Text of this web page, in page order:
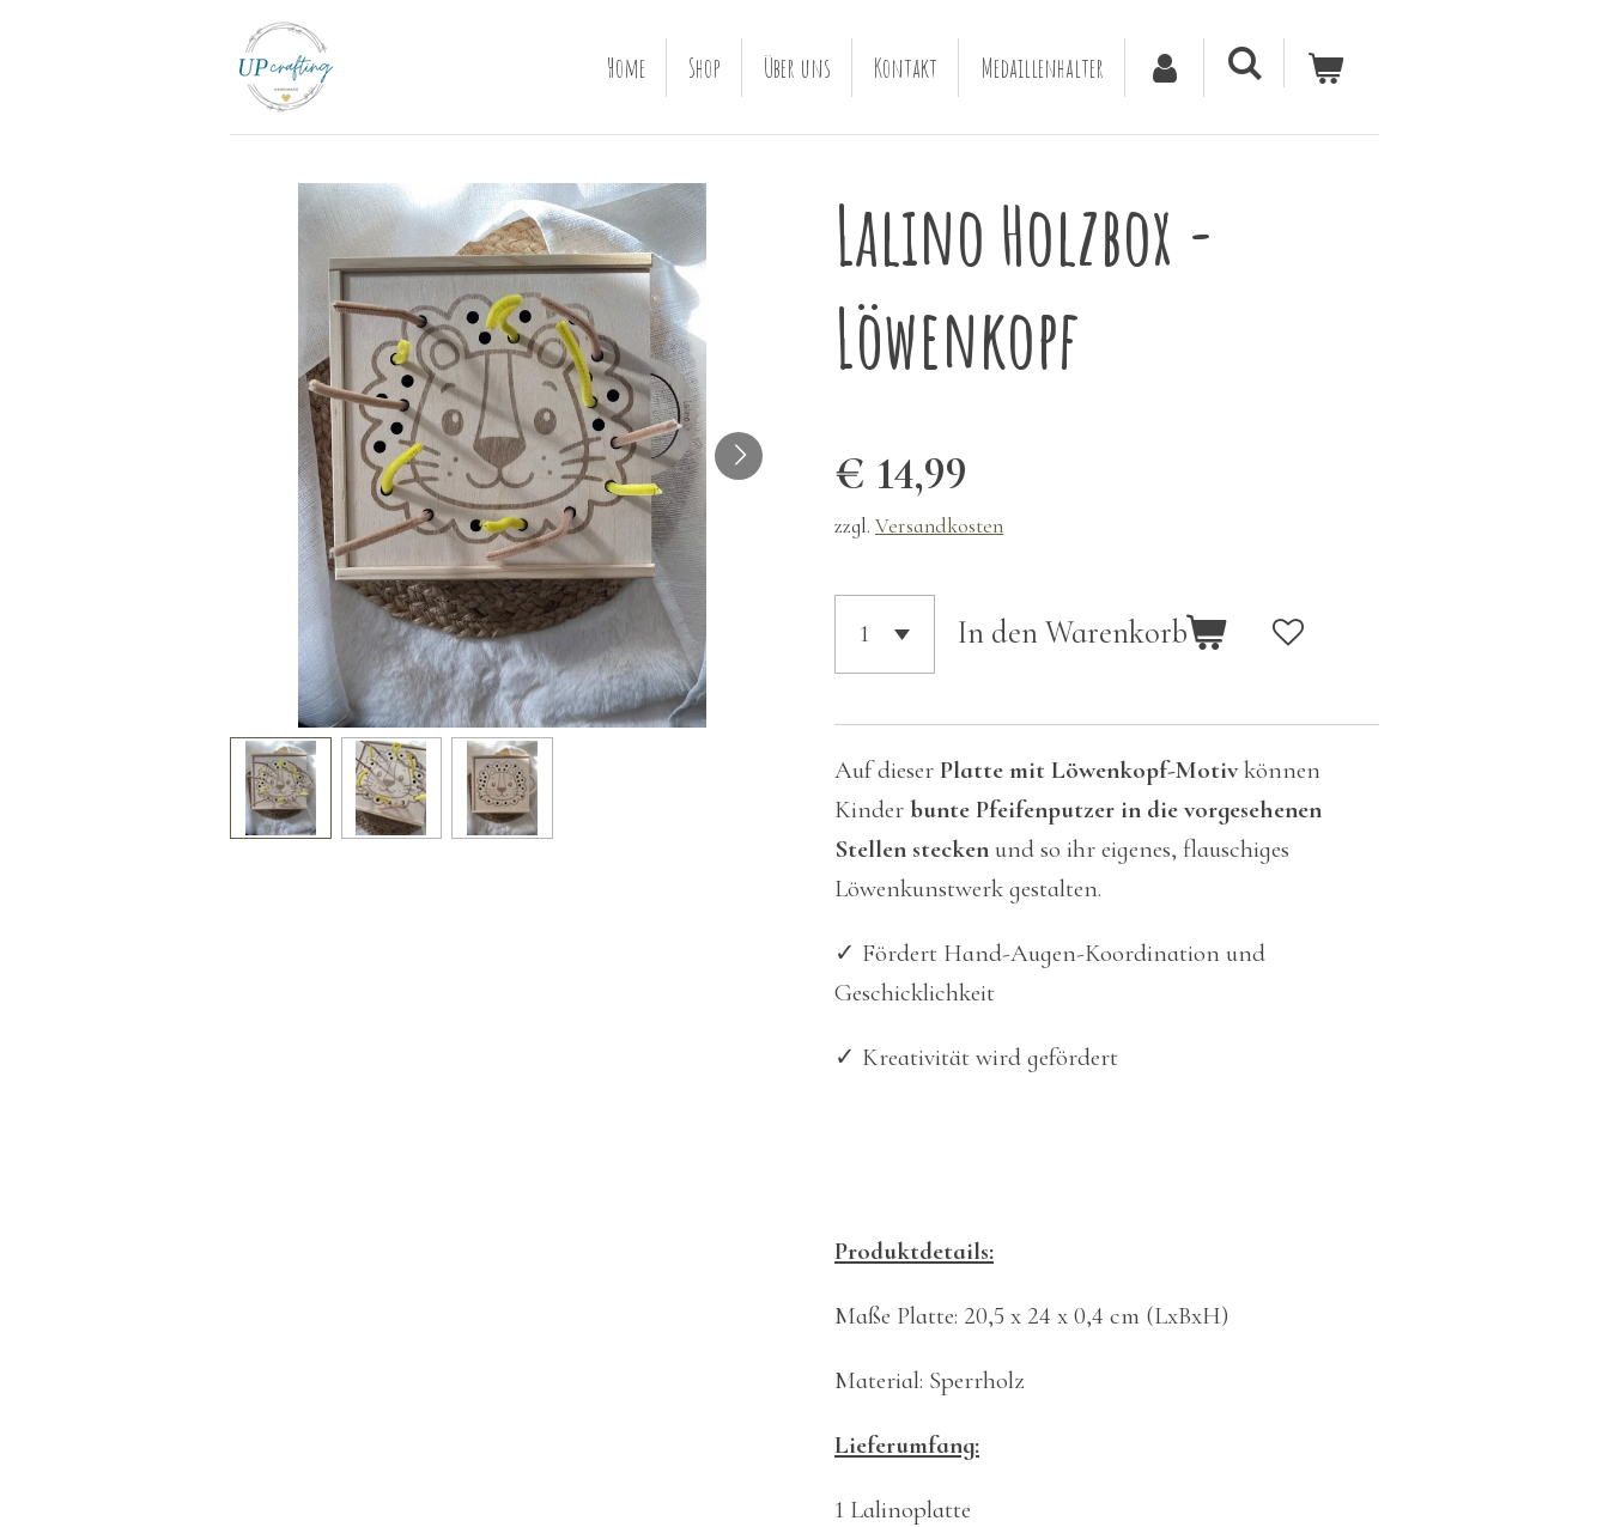
Home Shop Über uns Kontakt Medaillenhalter
Lalino Holzbox -
Löwenkopf
€ 14,99
zzgl. Versandkosten
In den Warenkorb
Auf dieser Platte mit Löwenkopf-Motivkönnen
Kinder bunte Pfeifenputzer in die vorgesehenen
Stellen stecken und so ihr eigenes, flauschiges
Löwenkunstwerk gestalten.
✓ Fördert Hand-Augen-Koordination und
Geschicklichkeit
✓ Kreativität wird gefördert
Produktdetails:
Maße Platte: 20,5 x 24 x 0,4 cm (LxBxH)
Material: Sperrholz
Lieferumfang:
1 Lalinoplatte